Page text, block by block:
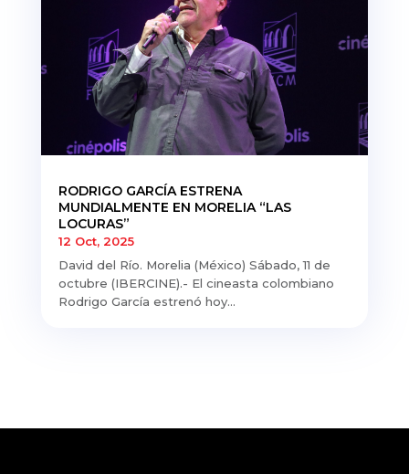
RODRIGO GARCÍA ESTRENA
MUNDIALMENTE EN MORELIA “LAS
LOCURAS”
12 Oct, 2025
David del Río. Morelia (México) Sábado, 11 de
octubre (IBERCINE).- El cineasta colombiano
Rodrigo García estrenó hoy...